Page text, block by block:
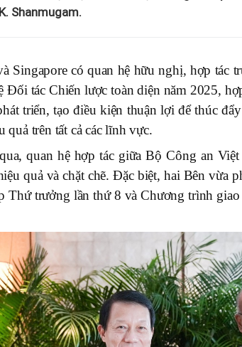
Shanmugam.
Singapore có quan hệ hữu nghị, hợp tác
Đối tác Chiến lược toàn diện năm 2025,
triển, tạo điều kiện thuận lợi để thúc
quả trên tất cả các lĩnh vực.
quan hệ hợp tác giữa Bộ Công an
quả và chặt chẽ. Đặc biệt, hai Bên vừa
Thứ trưởng lần thứ 8 và Chương trình